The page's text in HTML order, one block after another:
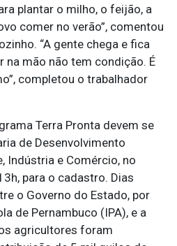
plantar o milho, o feijão, a
comer no verão”, comentou
“A gente chega e fica
mão não tem condição. É
completou o trabalhador
Terra Pronta devem se
de Desenvolvimento
Indústria e Comércio, no
para o cadastro. Dias
o Governo do Estado, por
de Pernambuco (IPA), e a
agricultores foram